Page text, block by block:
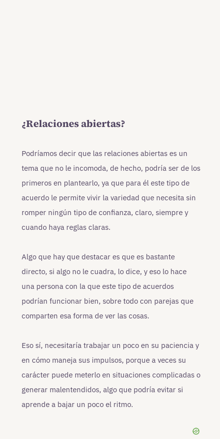
¿Relaciones abiertas?
Podríamos decir que las relaciones abiertas es un
tema que no le incomoda, de hecho, podría ser de los
primeros en plantearlo, ya que para él este tipo de
acuerdo le permite vivir la variedad que necesita sin
romper ningún tipo de confianza, claro, siempre y
cuando haya reglas claras.
Algo que hay que destacar es que es bastante
directo, si algo no le cuadra, lo dice, y eso lo hace
una persona con la que este tipo de acuerdos
podrían funcionar bien, sobre todo con parejas que
comparten esa forma de ver las cosas.
Eso sí, necesitaría trabajar un poco en su paciencia y
en cómo maneja sus impulsos, porque a veces su
carácter puede meterlo en situaciones complicadas o
generar malentendidos, algo que podría evitar si
aprende a bajar un poco el ritmo.